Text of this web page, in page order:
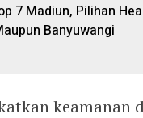
7 Madiun, Pilihan
Banyuwangi